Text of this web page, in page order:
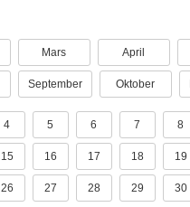
Mars April
September Oktober
4 5 6 7 8
15 16 17 18 19
26 27 28 29 30